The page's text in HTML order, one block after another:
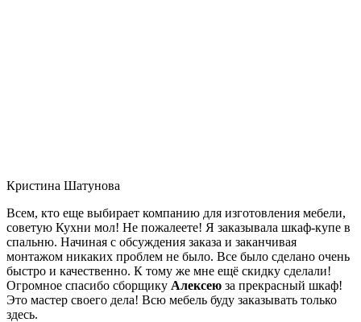
Кристина Шатунова
Всем, кто еще выбирает компанию для изготовления мебели,
советую Кухни мол! Не пожалеете! Я заказывала шкаф-купе в
спальню. Начиная с обсуждения заказа и заканчивая
монтажом никаких проблем не было. Все было сделано очень
быстро и качественно. К тому же мне ещё скидку сделали!
Огромное спасибо сборщику Алексею за прекрасный шкаф!
Это мастер своего дела! Всю мебель буду заказывать только
здесь.